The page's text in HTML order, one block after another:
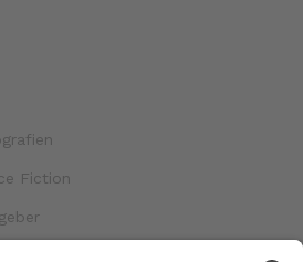
Fiction